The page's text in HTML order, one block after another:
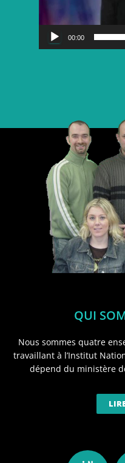
00:00
QUI
Nous sommes quatre
travaillant à l’Institut
dépend du ministère